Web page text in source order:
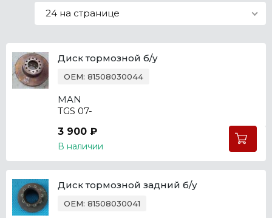
24 на странице
Диск тормозной б/у
OEM: 81508030044
MAN
TGS 07-
3 900 ₽
В наличии
Диск тормозной задний б/у
OEM: 81508030041